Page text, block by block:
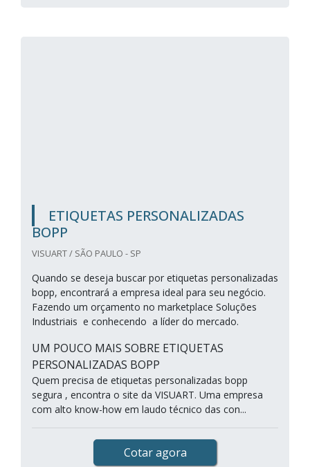
ETIQUETAS PERSONALIZADAS
BOPP
VISUART / SÃO PAULO - SP
Quando se deseja buscar por etiquetas personalizadas
bopp, encontrará a empresa ideal para seu negócio.
Fazendo um orçamento no marketplace Soluções
Industriais e conhecendo a líder do mercado.
UM POUCO MAIS SOBRE ETIQUETAS
PERSONALIZADAS BOPP
Quem precisa de etiquetas personalizadas bopp
segura , encontra o site da VISUART. Uma empresa
com alto know-how em laudo técnico das con...
Cotar agora